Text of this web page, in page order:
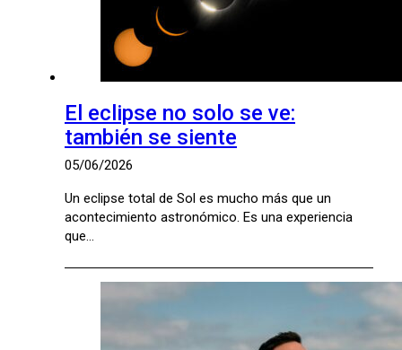
El eclipse no solo se ve:
también se siente
05/06/2026
Un eclipse total de Sol es mucho más que un
acontecimiento astronómico. Es una experiencia
que…